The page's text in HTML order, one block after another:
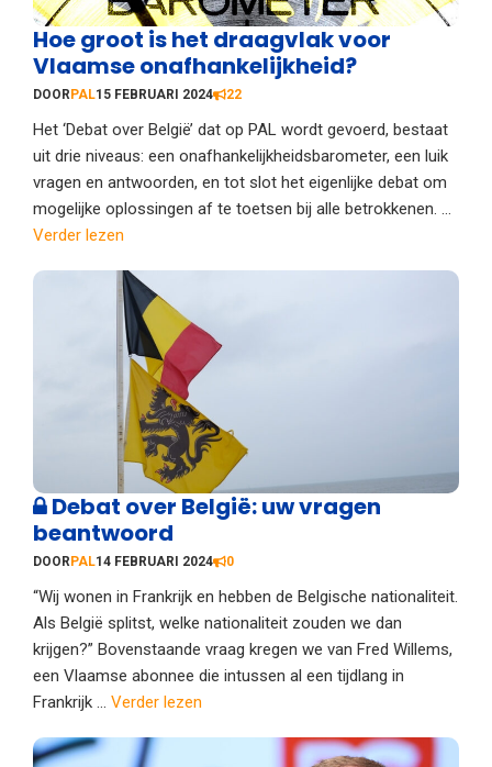
Hoe groot is het draagvlak voor
Vlaamse onafhankelijkheid?
DOORPAL15 FEBRUARI 2024 22
Het ‘Debat over België’ dat op PAL wordt gevoerd, bestaat
uit drie niveaus: een onafhankelijkheidsbarometer, een luik
vragen en antwoorden, en tot slot het eigenlijke debat om
mogelijke oplossingen af te toetsen bij alle betrokkenen. ...
Verder lezen
Debat over België: uw vragen
beantwoord
DOORPAL14 FEBRUARI 2024 0
“Wij wonen in Frankrijk en hebben de Belgische nationaliteit.
Als België splitst, welke nationaliteit zouden we dan
krijgen?” Bovenstaande vraag kregen we van Fred Willems,
een Vlaamse abonnee die intussen al een tijdlang in
Frankrijk ... Verder lezen